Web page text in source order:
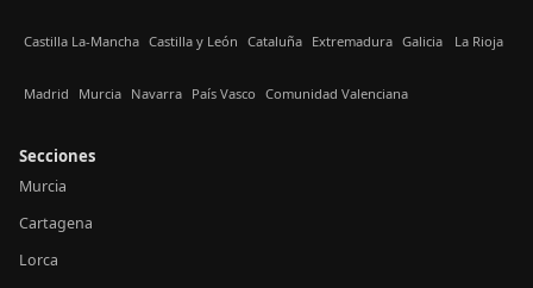
Castilla La-Mancha Castilla y León Cataluña Extremadura Galicia La Rioja
Madrid Murcia Navarra País Vasco Comunidad Valenciana
Secciones
Murcia
Cartagena
Lorca